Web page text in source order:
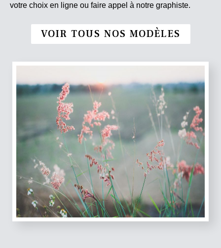
votre choix en ligne ou faire appel à notre graphiste.
VOIR TOUS NOS MODÈLES